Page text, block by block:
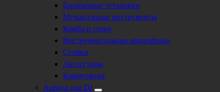
Барабанные установки
Музыкальные инструменты
Комбо и стеки
Инструментальные микрофоны
Стойки
Аксессуары
Коммутация
Аренда для DJ